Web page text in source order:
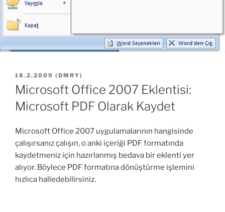
YAYIM
TARIHI
18.2.2009 ( DMRY)
Microsoft Office 2007 Eklentisi:
Microsoft PDF Olarak Kaydet
Microsoft Office 2007 uygulamalarının hangisinde
çalışırsanız çalışın, o anki içeriği PDF formatında
kaydetmeniz için hazırlanmış bedava bir eklenti yer
alıyor. Böylece PDF formatına dönüştürme işlemini
hızlıca halledebilirsiniz.